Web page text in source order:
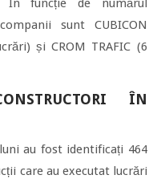
În funcție de numărul
sunt CUBICON
și CROM TRAFIC (6
ÎN
au fost identificați 464
care au executat lucrări